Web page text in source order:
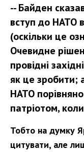
-- Байден
вступ до НАТО
(оскільки це
Очевидне
провідні
як це зробити;
НАТО
патріотом,
Тобто на думку
цитувати, але